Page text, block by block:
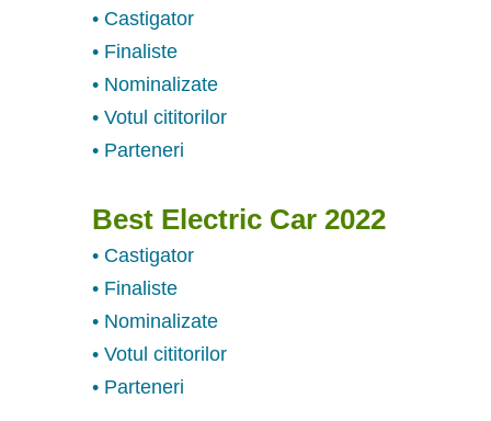
• Castigator
• Finaliste
• Nominalizate
• Votul cititorilor
• Parteneri
Best Electric Car 2022
• Castigator
• Finaliste
• Nominalizate
• Votul cititorilor
• Parteneri